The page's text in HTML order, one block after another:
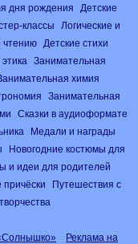
дня рождения
Детские
классы
Логические и
чтению
Детские стихи
Занимательная
химия
Занимательная
Сказки в аудиоформате
Медали и награды
Новогодние костюмы для
и идеи для родителей
причёски
Путешествия с
Реклама на